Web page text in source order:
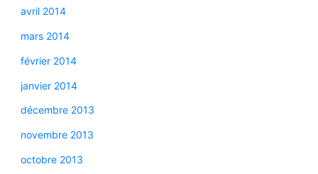
avril 2014
mars 2014
février 2014
janvier 2014
décembre 2013
novembre 2013
octobre 2013